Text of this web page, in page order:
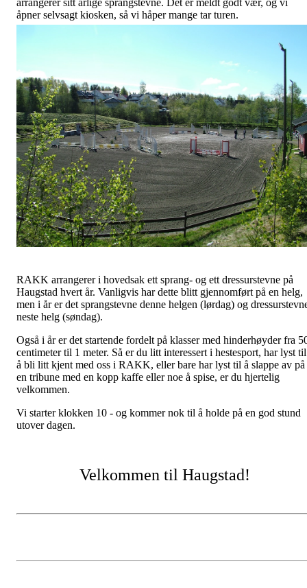
åpner selvsagt kiosken, så vi håper mange tar turen.
RAKK arrangerer i hovedsak ett sprang- og ett dressurstevne på
Haugstad hvert år. Vanligvis har dette blitt gjennomført på en helg,
men i år er det sprangstevne denne helgen (lørdag) og
neste helg (søndag).
Også i år er det startende fordelt på klasser med hinderhøyder fra
centimeter til 1 meter. Så er du litt interessert i hestesport, har lyst til
å bli litt kjent med oss i RAKK, eller bare har lyst til å slappe av på
en tribune med en kopp kaffe eller noe å spise, er du hjertelig
velkommen.
Vi starter klokken 10 - og kommer nok til å holde på en god stund
utover dagen.
Velkommen til Haugstad!